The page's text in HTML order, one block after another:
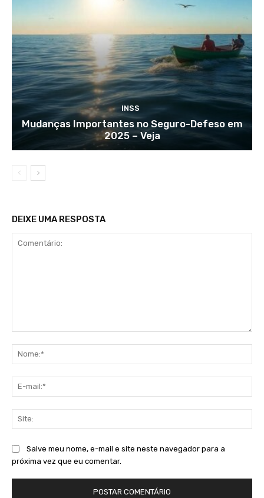
INSS
Mudanças Importantes no Seguro-Defeso em
2025 – Veja
DEIXE UMA RESPOSTA
Salve meu nome, e-mail e site neste navegador para a
próxima vez que eu comentar.